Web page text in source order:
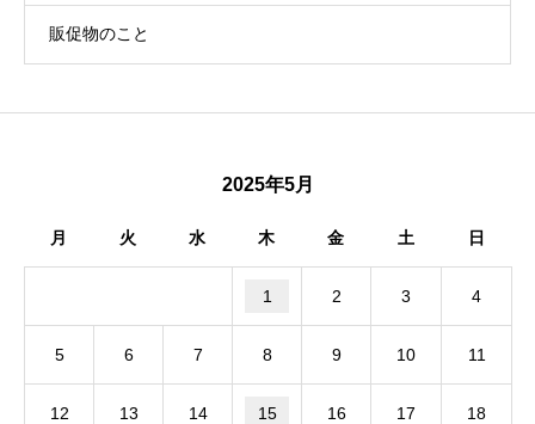
販促物のこと
2025年5月
月 火 水 木 金 土 日
1 2 3 4
5 6 7 8 9 10 11
12 13 14 15 16 17 18